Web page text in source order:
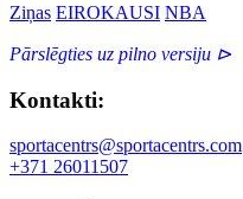
Ziņas EIROKAUSI NBA
Pārslēgties uz pilno versiju ⊳
Kontakti:
sportacentrs@sportacentrs.com
+371 26011507